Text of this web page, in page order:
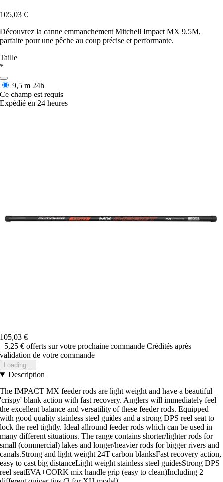
105,03 €
Découvrez la canne emmanchement Mitchell Impact MX 9.5M,
parfaite pour une pêche au coup précise et performante.
Taille
*
9,5 m 24h
Ce champ est requis
Expédié en 24 heures
105,03 €
+5,25 € offerts sur votre prochaine commande Crédités après
validation de votre commande
Loading...
Description
The IMPACT MX feeder rods are light weight and have a beautiful
'crispy' blank action with fast recovery. Anglers will immediately feel
the excellent balance and versatility of these feeder rods. Equipped
with good quality stainless steel guides and a strong DPS reel seat to
lock the reel tightly. Ideal allround feeder rods which can be used in
many different situations. The range contains shorter/lighter rods for
small (commercial) lakes and longer/heavier rods for bigger rivers and
canals.Strong and light weight 24T carbon blanksFast recovery action,
easy to cast big distanceLight weight stainless steel guidesStrong DPS
reel seatEVA+CORK mix handle grip (easy to clean)Including 2